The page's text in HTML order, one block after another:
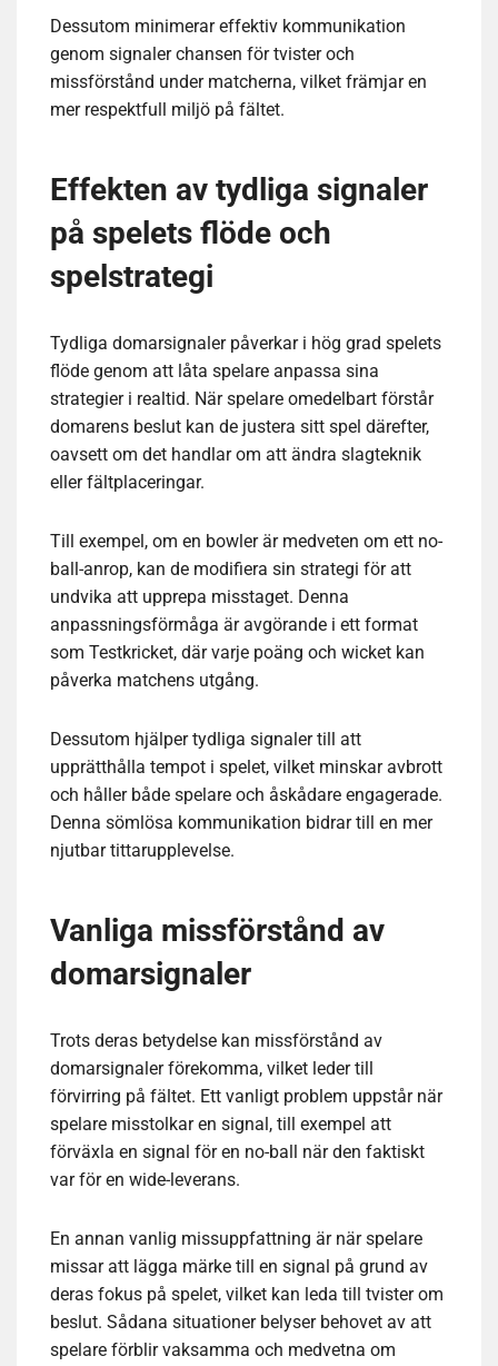
Dessutom minimerar effektiv kommunikation
genom signaler chansen för tvister och
missförstånd under matcherna, vilket främjar en
mer respektfull miljö på fältet.
Effekten av tydliga signaler
på spelets flöde och
spelstrategi
Tydliga domarsignaler påverkar i hög grad spelets
flöde genom att låta spelare anpassa sina
strategier i realtid. När spelare omedelbart förstår
domarens beslut kan de justera sitt spel därefter,
oavsett om det handlar om att ändra slagteknik
eller fältplaceringar.
Till exempel, om en bowler är medveten om ett no-
ball-anrop, kan de modifiera sin strategi för att
undvika att upprepa misstaget. Denna
anpassningsförmåga är avgörande i ett format
som Testkricket, där varje poäng och wicket kan
påverka matchens utgång.
Dessutom hjälper tydliga signaler till att
upprätthålla tempot i spelet, vilket minskar avbrott
och håller både spelare och åskådare engagerade.
Denna sömlösa kommunikation bidrar till en mer
njutbar tittarupplevelse.
Vanliga missförstånd av
domarsignaler
Trots deras betydelse kan missförstånd av
domarsignaler förekomma, vilket leder till
förvirring på fältet. Ett vanligt problem uppstår när
spelare misstolkar en signal, till exempel att
förväxla en signal för en no-ball när den faktiskt
var för en wide-leverans.
En annan vanlig missuppfattning är när spelare
missar att lägga märke till en signal på grund av
deras fokus på spelet, vilket kan leda till tvister om
beslut. Sådana situationer belyser behovet av att
spelare förblir vaksamma och medvetna om